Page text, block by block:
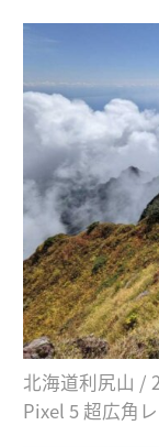
北海道利尻山 /
Pixel 5 超広角